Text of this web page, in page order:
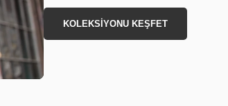
KOLEKSİYONU KEŞFET